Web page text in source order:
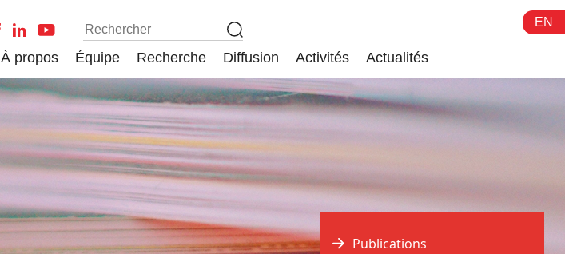
EN
À propos Équipe Recherche Diffusion Activités Actualités
Publications